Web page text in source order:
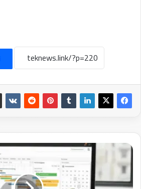
مميزات
و
عيوب
زوهو